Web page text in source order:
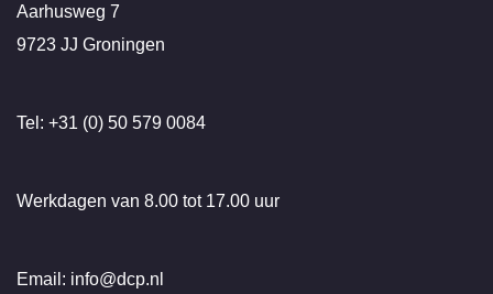
Aarhusweg 7
9723 JJ Groningen
Tel: +31 (0) 50 579 0084
Werkdagen van 8.00 tot 17.00 uur
Email: info@dcp.nl